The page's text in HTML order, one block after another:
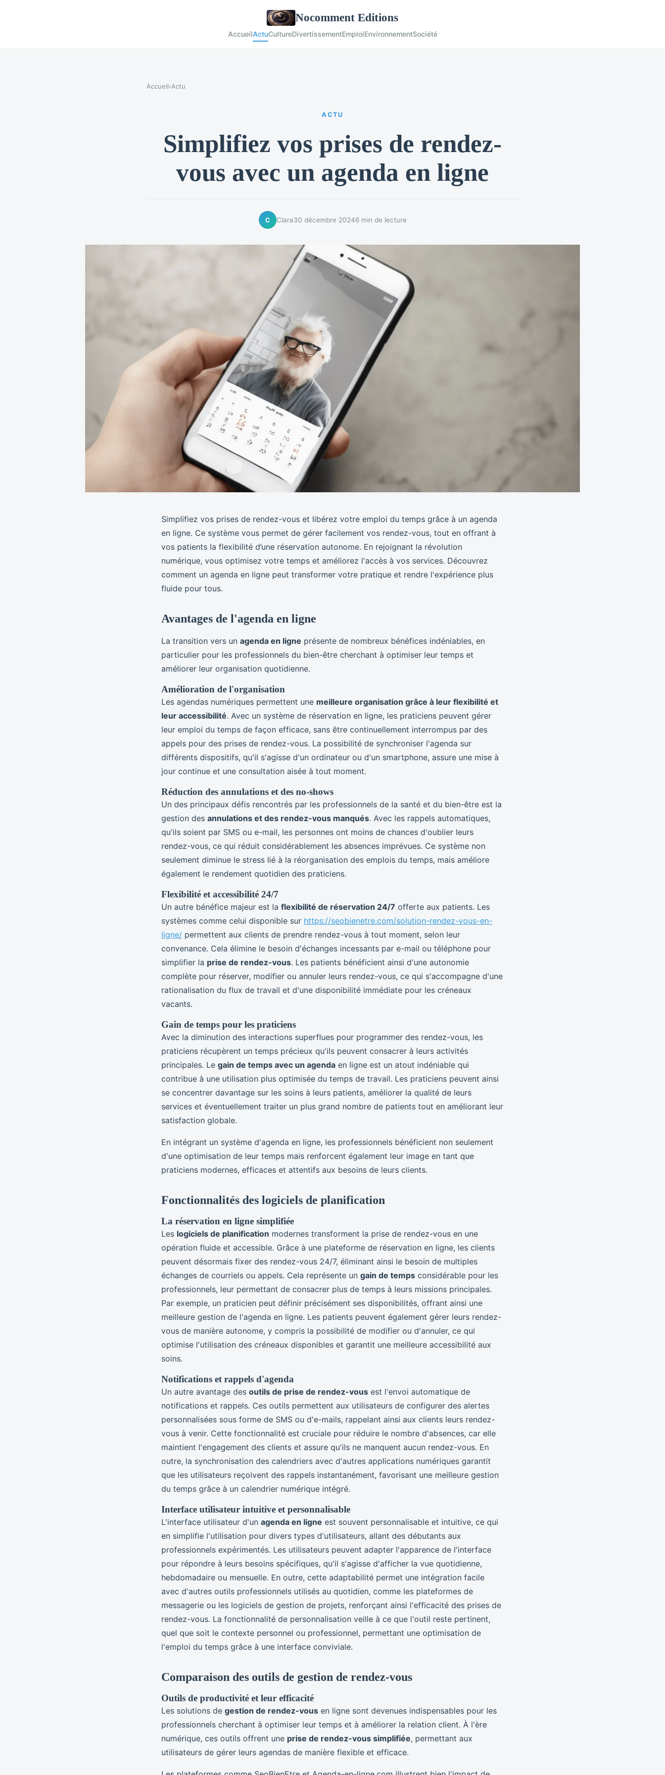
Nocomment Editions
AccueilActuCultureDivertissementEmploiEnvironnementSociété
Accueil›Actu
ACTU
Simplifiez vos prises de rendez-
vous avec un agenda en ligne
C Clara30 décembre 20246 min de lecture
Simplifiez vos prises de rendez-vous et libérez votre emploi du temps grâce à un agenda
en ligne. Ce système vous permet de gérer facilement vos rendez-vous, tout en offrant à
vos patients la flexibilité d’une réservation autonome. En rejoignant la révolution
numérique, vous optimisez votre temps et améliorez l'accès à vos services. Découvrez
comment un agenda en ligne peut transformer votre pratique et rendre l'expérience plus
fluide pour tous.
Avantages de l'agenda en ligne
La transition vers un agenda en ligne présente de nombreux bénéfices indéniables, en
particulier pour les professionnels du bien-être cherchant à optimiser leur temps et
améliorer leur organisation quotidienne.
Amélioration de l'organisation
Les agendas numériques permettent une meilleure organisation grâce à leur flexibilité et
leur accessibilité. Avec un système de réservation en ligne, les praticiens peuvent gérer
leur emploi du temps de façon efficace, sans être continuellement interrompus par des
appels pour des prises de rendez-vous. La possibilité de synchroniser l'agenda sur
différents dispositifs, qu'il s'agisse d'un ordinateur ou d'un smartphone, assure une mise à
jour continue et une consultation aisée à tout moment.
Réduction des annulations et des no-shows
Un des principaux défis rencontrés par les professionnels de la santé et du bien-être est la
gestion des annulations et des rendez-vous manqués. Avec les rappels automatiques,
qu'ils soient par SMS ou e-mail, les personnes ont moins de chances d'oublier leurs
rendez-vous, ce qui réduit considérablement les absences imprévues. Ce système non
seulement diminue le stress lié à la réorganisation des emplois du temps, mais améliore
également le rendement quotidien des praticiens.
Flexibilité et accessibilité 24/7
Un autre bénéfice majeur est la flexibilité de réservation 24/7 offerte aux patients. Les
systèmes comme celui disponible sur https://seobienetre.com/solution-rendez-vous-en-
ligne/ permettent aux clients de prendre rendez-vous à tout moment, selon leur
convenance. Cela élimine le besoin d'échanges incessants par e-mail ou téléphone pour
simplifier la prise de rendez-vous. Les patients bénéficient ainsi d'une autonomie
complète pour réserver, modifier ou annuler leurs rendez-vous, ce qui s'accompagne d'une
rationalisation du flux de travail et d'une disponibilité immédiate pour les créneaux
vacants.
Gain de temps pour les praticiens
Avec la diminution des interactions superflues pour programmer des rendez-vous, les
praticiens récupèrent un temps précieux qu'ils peuvent consacrer à leurs activités
principales. Le gain de temps avec un agenda en ligne est un atout indéniable qui
contribue à une utilisation plus optimisée du temps de travail. Les praticiens peuvent ainsi
se concentrer davantage sur les soins à leurs patients, améliorer la qualité de leurs
services et éventuellement traiter un plus grand nombre de patients tout en améliorant leur
satisfaction globale.
En intégrant un système d'agenda en ligne, les professionnels bénéficient non seulement
d'une optimisation de leur temps mais renforcent également leur image en tant que
praticiens modernes, efficaces et attentifs aux besoins de leurs clients.
Fonctionnalités des logiciels de planification
La réservation en ligne simplifiée
Les logiciels de planification modernes transforment la prise de rendez-vous en une
opération fluide et accessible. Grâce à une plateforme de réservation en ligne, les clients
peuvent désormais fixer des rendez-vous 24/7, éliminant ainsi le besoin de multiples
échanges de courriels ou appels. Cela représente un gain de temps considérable pour les
professionnels, leur permettant de consacrer plus de temps à leurs missions principales.
Par exemple, un praticien peut définir précisément ses disponibilités, offrant ainsi une
meilleure gestion de l'agenda en ligne. Les patients peuvent également gérer leurs rendez-
vous de manière autonome, y compris la possibilité de modifier ou d'annuler, ce qui
optimise l'utilisation des créneaux disponibles et garantit une meilleure accessibilité aux
soins.
Notifications et rappels d'agenda
Un autre avantage des outils de prise de rendez-vous est l'envoi automatique de
notifications et rappels. Ces outils permettent aux utilisateurs de configurer des alertes
personnalisées sous forme de SMS ou d'e-mails, rappelant ainsi aux clients leurs rendez-
vous à venir. Cette fonctionnalité est cruciale pour réduire le nombre d'absences, car elle
maintient l'engagement des clients et assure qu'ils ne manquent aucun rendez-vous. En
outre, la synchronisation des calendriers avec d'autres applications numériques garantit
que les utilisateurs reçoivent des rappels instantanément, favorisant une meilleure gestion
du temps grâce à un calendrier numérique intégré.
Interface utilisateur intuitive et personnalisable
L'interface utilisateur d'un agenda en ligne est souvent personnalisable et intuitive, ce qui
en simplifie l'utilisation pour divers types d'utilisateurs, allant des débutants aux
professionnels expérimentés. Les utilisateurs peuvent adapter l'apparence de l'interface
pour répondre à leurs besoins spécifiques, qu'il s'agisse d'afficher la vue quotidienne,
hebdomadaire ou mensuelle. En outre, cette adaptabilité permet une intégration facile
avec d'autres outils professionnels utilisés au quotidien, comme les plateformes de
messagerie ou les logiciels de gestion de projets, renforçant ainsi l'efficacité des prises de
rendez-vous. La fonctionnalité de personnalisation veille à ce que l'outil reste pertinent,
quel que soit le contexte personnel ou professionnel, permettant une optimisation de
l'emploi du temps grâce à une interface conviviale.
Comparaison des outils de gestion de rendez-vous
Outils de productivité et leur efficacité
Les solutions de gestion de rendez-vous en ligne sont devenues indispensables pour les
professionnels cherchant à optimiser leur temps et à améliorer la relation client. À l'ère
numérique, ces outils offrent une prise de rendez-vous simplifiée, permettant aux
utilisateurs de gérer leurs agendas de manière flexible et efficace.